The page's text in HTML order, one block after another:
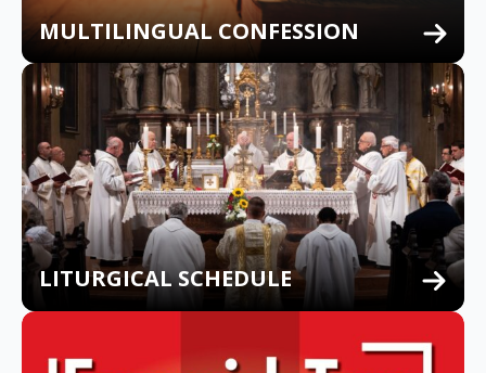
MULTILINGUAL CONFESSION
LITURGICAL SCHEDULE